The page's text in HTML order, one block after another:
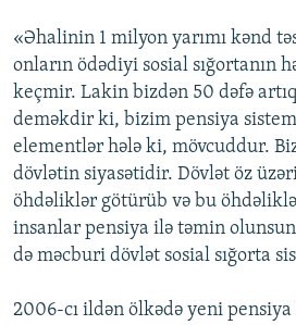
«Əhalinin 1 milyon yarımı kənd
onların ödədiyi sosial sığortanın
keçmir. Lakin bizdən 50 dəfə
deməkdir ki, bizim pensiya
elementlər hələ ki, mövcuddur.
dövlətin siyasətidir. Dövlət öz
öhdəliklər götürüb və bu
insanlar pensiya ilə təmin
də məcburi dövlət sosial sığorta
2006-cı ildən ölkədə yeni